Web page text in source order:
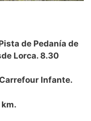
de Pedanía de
Lorca. 8.30
Carrefour Infante.
km.